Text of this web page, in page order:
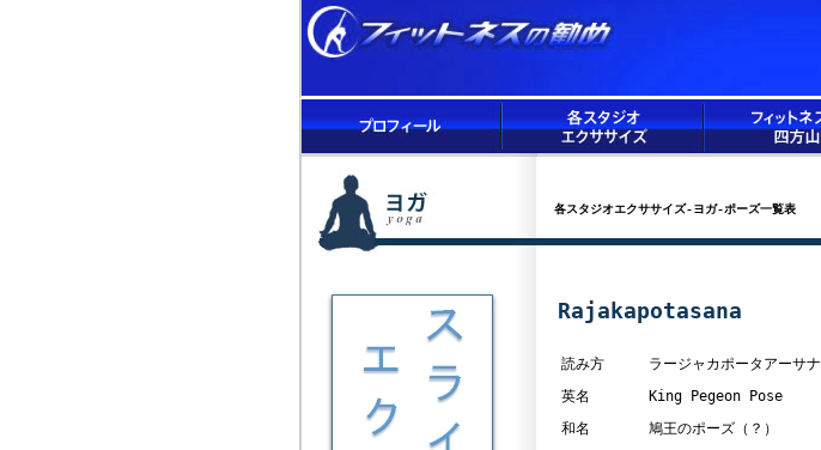
各スタジオエクササイズ-ヨガ-ポーズ一覧表
Rajakapotasana
読み方
ラージャカポータアーサナ
英名
King Pegeon Pose
和名
鳩王のポーズ（？）